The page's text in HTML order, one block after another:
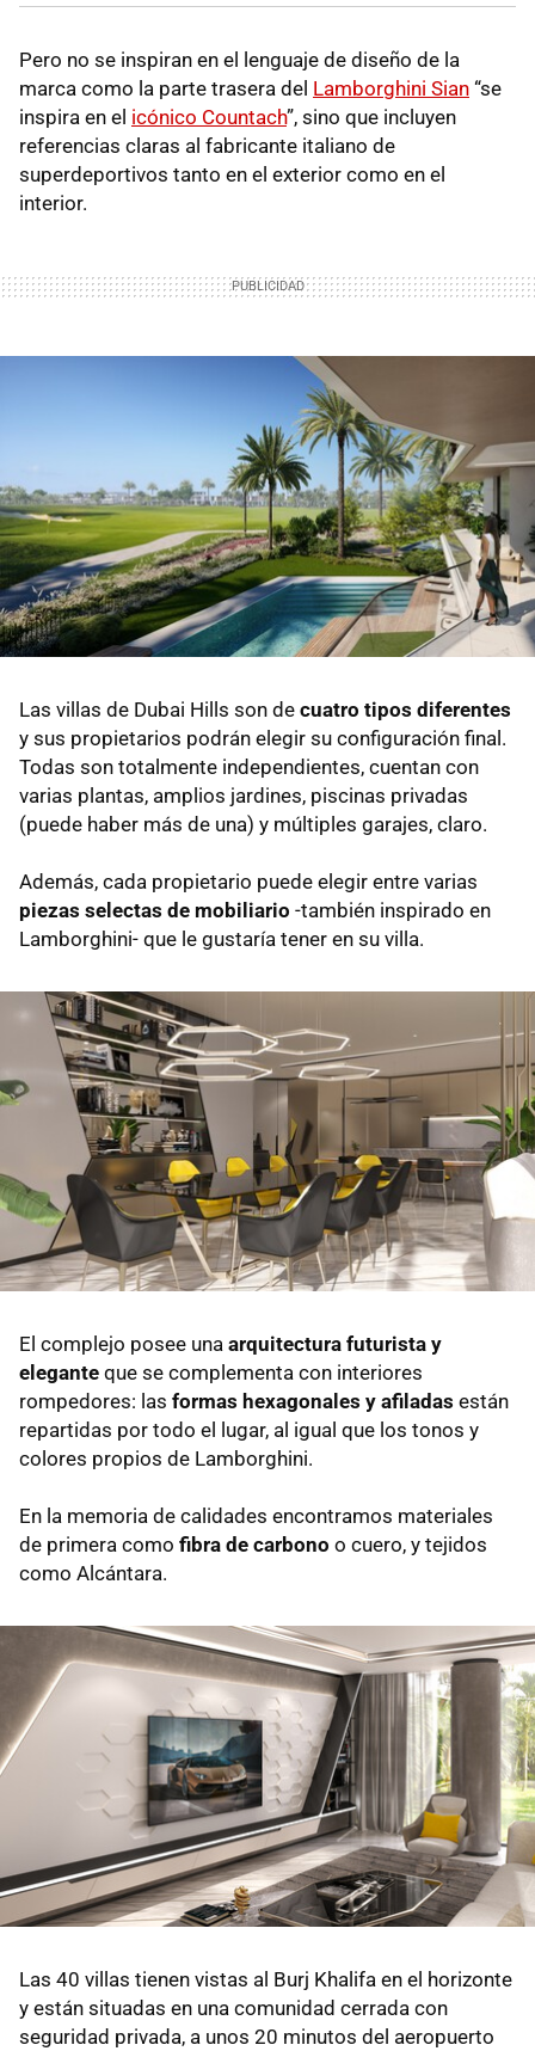
Pero no se inspiran en el lenguaje de diseño de la
marca como la parte trasera del Lamborghini Sian “se
inspira en el icónico Countach”, sino que incluyen
referencias claras al fabricante italiano de
superdeportivos tanto en el exterior como en el
interior.
Las villas de Dubai Hills son de cuatro tipos diferentes
y sus propietarios podrán elegir su configuración final.
Todas son totalmente independientes, cuentan con
varias plantas, amplios jardines, piscinas privadas
(puede haber más de una) y múltiples garajes, claro.
Además, cada propietario puede elegir entre varias
piezas selectas de mobiliario -también inspirado en
Lamborghini- que le gustaría tener en su villa.
El complejo posee una arquitectura futurista y
elegante que se complementa con interiores
rompedores: las formas hexagonales y afiladas están
repartidas por todo el lugar, al igual que los tonos y
colores propios de Lamborghini.
En la memoria de calidades encontramos materiales
de primera como fibra de carbono o cuero, y tejidos
como Alcántara.
Las 40 villas tienen vistas al Burj Khalifa en el horizonte
y están situadas en una comunidad cerrada con
seguridad privada, a unos 20 minutos del aeropuerto